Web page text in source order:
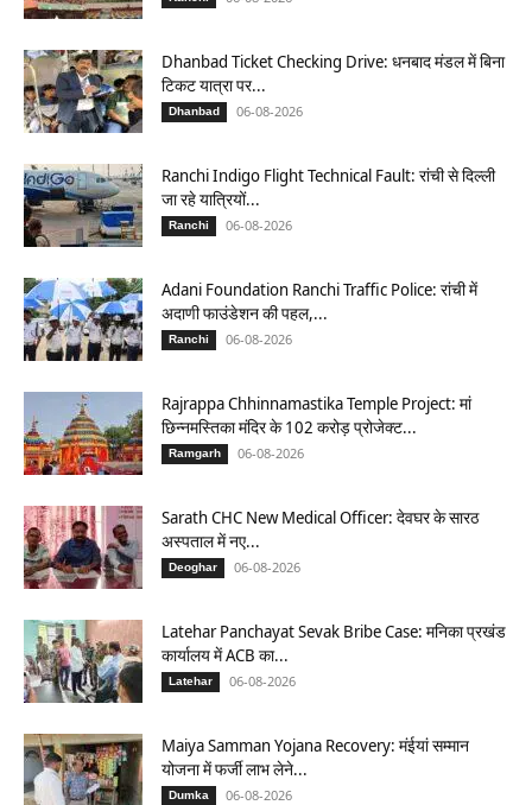
Dhanbad Ticket Checking Drive: धनबाद मंडल में बिना
टिकट यात्रा पर...
Dhanbad 06-08-2026
Ranchi Indigo Flight Technical Fault: रांची से दिल्ली
जा रहे यात्रियों...
Ranchi 06-08-2026
Adani Foundation Ranchi Traffic Police: रांची में
अदाणी फाउंडेशन की पहल,...
Ranchi 06-08-2026
Rajrappa Chhinnamastika Temple Project: मां
छिन्नमस्तिका मंदिर के 102 करोड़ प्रोजेक्ट...
Ramgarh 06-08-2026
Sarath CHC New Medical Officer: देवघर के सारठ
अस्पताल में नए...
Deoghar 06-08-2026
Latehar Panchayat Sevak Bribe Case: मनिका प्रखंड
कार्यालय में ACB का...
Latehar 06-08-2026
Maiya Samman Yojana Recovery: मंईयां सम्मान
योजना में फर्जी लाभ लेने...
Dumka 06-08-2026